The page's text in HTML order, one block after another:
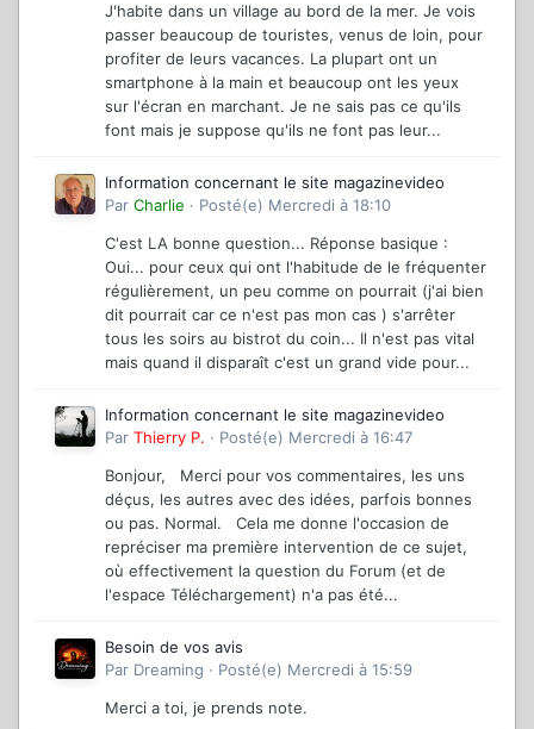
J'habite dans un village au bord de la mer. Je vois
passer beaucoup de touristes, venus de loin, pour
profiter de leurs vacances. La plupart ont un
smartphone à la main et beaucoup ont les yeux
sur l'écran en marchant. Je ne sais pas ce qu'ils
font mais je suppose qu'ils ne font pas leur...
Information concernant le site magazinevideo
Par Charlie · Posté(e) Mercredi à 18:10
C'est LA bonne question... Réponse basique :
Oui... pour ceux qui ont l'habitude de le fréquenter
régulièrement, un peu comme on pourrait (j'ai bien
dit pourrait car ce n'est pas mon cas ) s'arrêter
tous les soirs au bistrot du coin... Il n'est pas vital
mais quand il disparaît c'est un grand vide pour...
Information concernant le site magazinevideo
Par Thierry P. · Posté(e) Mercredi à 16:47
Bonjour, Merci pour vos commentaires, les uns
déçus, les autres avec des idées, parfois bonnes
ou pas. Normal. Cela me donne l'occasion de
repréciser ma première intervention de ce sujet,
où effectivement la question du Forum (et de
l'espace Téléchargement) n'a pas été...
Besoin de vos avis
Par Dreaming · Posté(e) Mercredi à 15:59
Merci a toi, je prends note.